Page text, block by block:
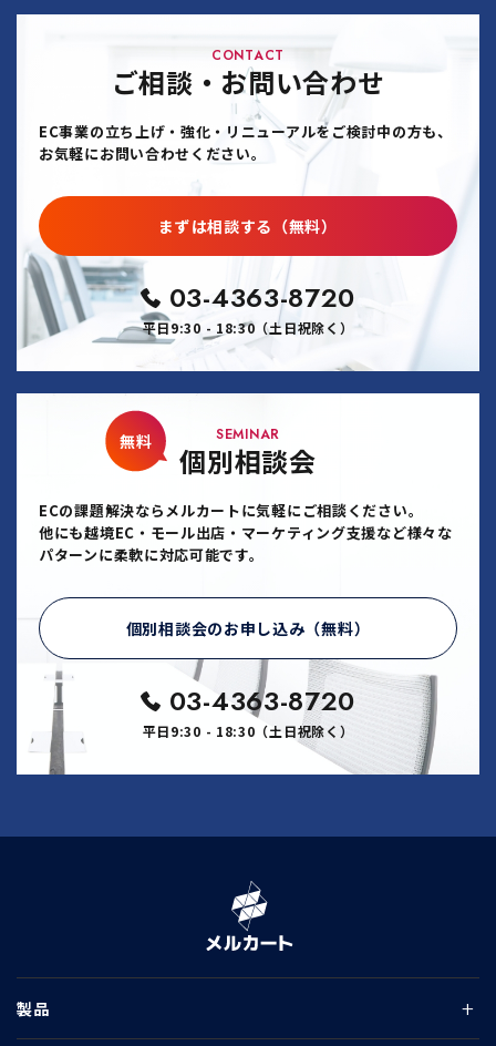
CONTACT
ご相談・お問い合わせ
EC事業の立ち上げ・強化・リニューアルをご検討中の方も、
お気軽にお問い合わせください。
まずは相談する（無料）
03-4363-8720
平日9:30 - 18:30（土日祝除く）
SEMINAR
個別相談会
無料
ECの課題解決ならメルカートに気軽にご相談ください。
他にも越境EC・モール出店・マーケティング支援など様々な
パターンに柔軟に対応可能です。
個別相談会のお申し込み（無料）
03-4363-8720
平日9:30 - 18:30（土日祝除く）
製品